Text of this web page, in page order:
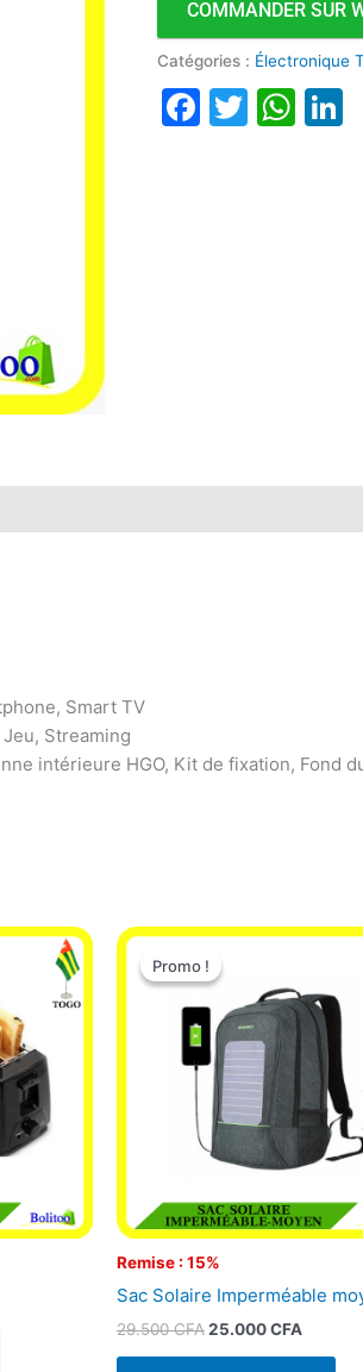
AX3
COMMANDER SUR
Catégories : Électronique
Facebook
Twitter
Smart TV
Streaming
intérieure HGO, Kit de fixation, Fond
Promo !
Remise : 15%
Promo !
Sac Solaire Imperméable
29.500CFA
Le
initial
29.500 CFA.
25.000CFA
Le
est :
25.000